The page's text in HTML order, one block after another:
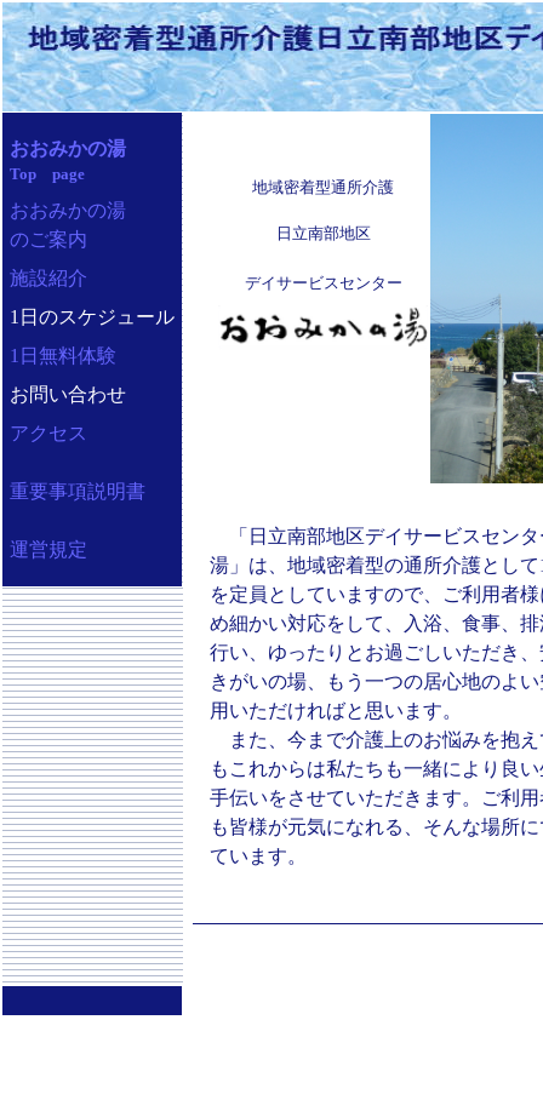
おおみかの湯
Top page
おおみかの湯
のご案内
施設紹介
1日のスケジュール
1日無料体験
お問い合わせ
アクセス
重要事項説明書
運営規定
「日立南部地区デイサービスセンタ
湯」は、地域密着型の通所介護とし
を定員としていますので、ご利用者
め細かい対応をして、入浴、食事、
行い、ゆったりとお過ごしいただき
きがいの場、もう一つの居心地のよ
用いただければと思います。
また、今まで介護上のお悩みを抱え
もこれからは私たちも一緒により良
手伝いをさせていただきます。ご利
も皆様が元気になれる、そんな場所
ています。
地域密着型通所介護
日立南部地区
デイサービスセンター